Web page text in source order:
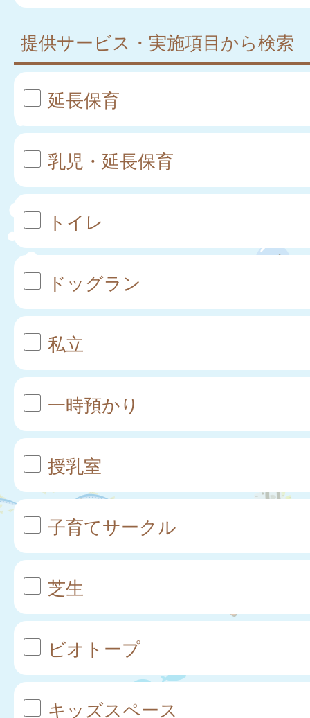
提供サービス・実施項目から検索
延長保育
乳児・延長保育
トイレ
ドッグラン
私立
一時預かり
授乳室
子育てサークル
芝生
ビオトープ
キッズスペース